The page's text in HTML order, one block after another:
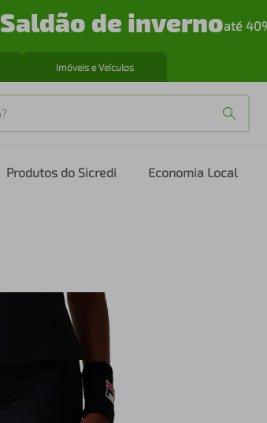
Saldão de invernoaté
Imóveis e Veículos
Produtos do Sicredi Economia Local